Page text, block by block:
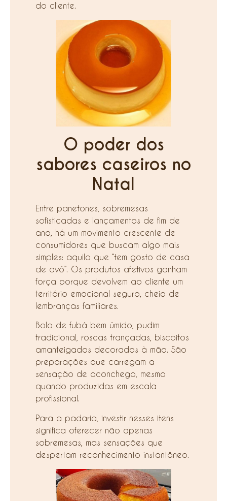
do cliente.
O poder dos
sabores caseiros no
Natal
Entre panetones, sobremesas
sofisticadas e lançamentos de fim de
ano, há um movimento crescente de
consumidores que buscam algo mais
simples: aquilo que “tem gosto de casa
de avó”. Os produtos afetivos ganham
força porque devolvem ao cliente um
território emocional seguro, cheio de
lembranças familiares.
Bolo de fubá bem úmido, pudim
tradicional, roscas trançadas, biscoitos
amanteigados decorados à mão. São
preparações que carregam a
sensação de aconchego, mesmo
quando produzidas em escala
profissional.
Para a padaria, investir nesses itens
significa oferecer não apenas
sobremesas, mas sensações que
despertam reconhecimento instantâneo.